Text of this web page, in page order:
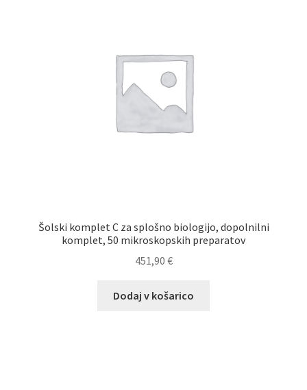
Šolski komplet C za splošno biologijo, dopolnilni
komplet, 50 mikroskopskih preparatov
451,90 €
Dodaj v košarico